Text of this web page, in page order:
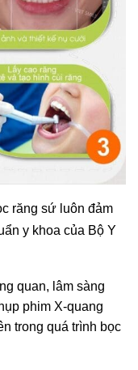
răng sứ luôn đảm
y khoa của Bộ Y
quan, lâm sàng
phim X-quang
trong quá trình bọc